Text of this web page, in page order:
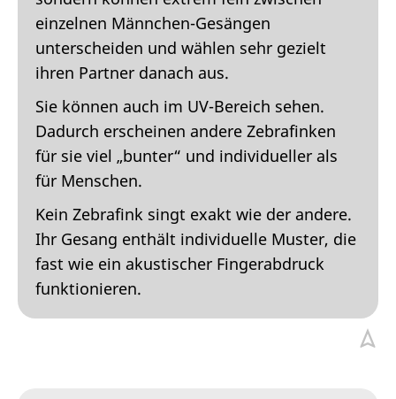
einzelnen Männchen-Gesängen
unterscheiden und wählen sehr gezielt
ihren Partner danach aus.
Sie können auch im UV-Bereich sehen.
Dadurch erscheinen andere Zebrafinken
für sie viel „bunter“ und individueller als
für Menschen.
Kein Zebrafink singt exakt wie der andere.
Ihr Gesang enthält individuelle Muster, die
fast wie ein akustischer Fingerabdruck
funktionieren.